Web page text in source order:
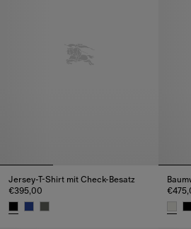
Jersey-T-Shirt mit Check-Besatz
€395,00